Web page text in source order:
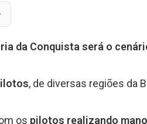
da Conquista será o
, de diversas regiões da
os pilotos realizando